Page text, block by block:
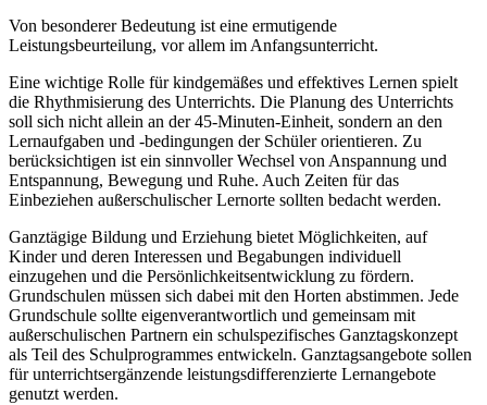
Von besonderer Bedeutung ist eine ermutigende
Leistungsbeurteilung, vor allem im Anfangsunterricht.
Eine wichtige Rolle für kindgemäßes und effektives Lernen spielt
die Rhythmisierung des Unterrichts. Die Planung des Unterrichts
soll sich nicht allein an der 45-Minuten-Einheit, sondern an den
Lernaufgaben und -bedingungen der Schüler orientieren. Zu
berücksichtigen ist ein sinnvoller Wechsel von Anspannung und
Entspannung, Bewegung und Ruhe. Auch Zeiten für das
Einbeziehen außerschulischer Lernorte sollten bedacht werden.
Ganztägige Bildung und Erziehung bietet Möglichkeiten, auf
Kinder und deren Interessen und Begabungen individuell
einzugehen und die Persönlichkeitsentwicklung zu fördern.
Grundschulen müssen sich dabei mit den Horten abstimmen. Jede
Grundschule sollte eigenverantwortlich und gemeinsam mit
außerschulischen Partnern ein schulspezifisches Ganztagskonzept
als Teil des Schulprogrammes entwickeln. Ganztagsangebote sollen
für unterrichtsergänzende leistungsdifferenzierte Lernangebote
genutzt werden.